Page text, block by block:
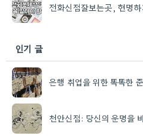
전화신점잘보는곳, 현명
인기 글
은행 취업을 위한 똑똑한
천안신점: 당신의 운명을